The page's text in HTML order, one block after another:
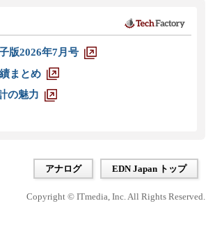
版2026年7月号
まとめ
の魅力
アナログ EDN Japan トップ
Copyright © ITmedia, Inc. All Rights Reserved.